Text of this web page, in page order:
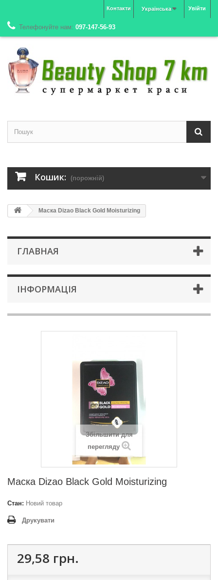
Увійти
Українська
Контакти
Телефонуйте нам: 097-147-56-93
Кошик: (порожній)
Маска Dizao Black Gold Moisturizing
ГЛАВНАЯ
ІНФОРМАЦІЯ
Збільшити для
перегляду
Маска Dizao Black Gold Moisturizing
Стан: Новий товар
Друкувати
29,58 грн.